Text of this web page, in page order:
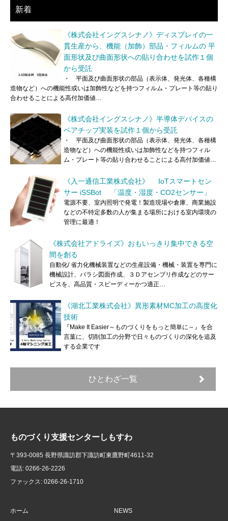
新着
《株式会社イングスシナノ》ディスプレイの一
貫生産から、機能（加飾）部品・フィルムの 平
面形状及び曲面形状への貼り合わせを試作１個
から受託
・ 平面及び曲面形状の部品（表示体、発光体、各種構
造物など）への機能性或いは加飾性などを持つフィルム・プレート等の貼り
合わせることによる高付加価値…
《株式会社イングスシナノ》半導体デバイスの
ベアチップ実装を試作１個から受託
・ 平面及び曲面形状の部品（表示体、発光体、各種構
造物など）への機能性或いは加飾性などを持つフィル
ム・プレート等の貼り合わせることによる高付加価値…
《入一通信工業株式会社》 IoTスマートセン
サー iSSBot 「温度・湿度・CO2センサー」
電源不要、室内照明で発電！製造現場や倉庫、商業施設
などの不特定多数の人が集まる場所における室内環境の
管理に最適！
《株式会社アドライズ》おもいっきり集中できる空
間を創る
自動化/ 省力化機械装置などの生産設備・機械・装置を専門に
機械設計、バラシ図面作成、３Ｄアセンブリ作成などのサー
ビスを、高品質・スピーディーかつ適正…
《湖北工業株式会社》異形素材MC加工の高度化
技術
『Make It Easier～ものづくりをもっと簡単に～』を合
言葉に、切削加工の分野で日々ものづくりの深化を追及
する企業です
ひとわざ一覧
ものづくり支援センターしもすわ
〒393-0085 長野県諏訪郡下諏訪町東鷹野町4611-32
電話: 0266-26-2226
ファックス: 0266-26-1710
ホーム NEWS